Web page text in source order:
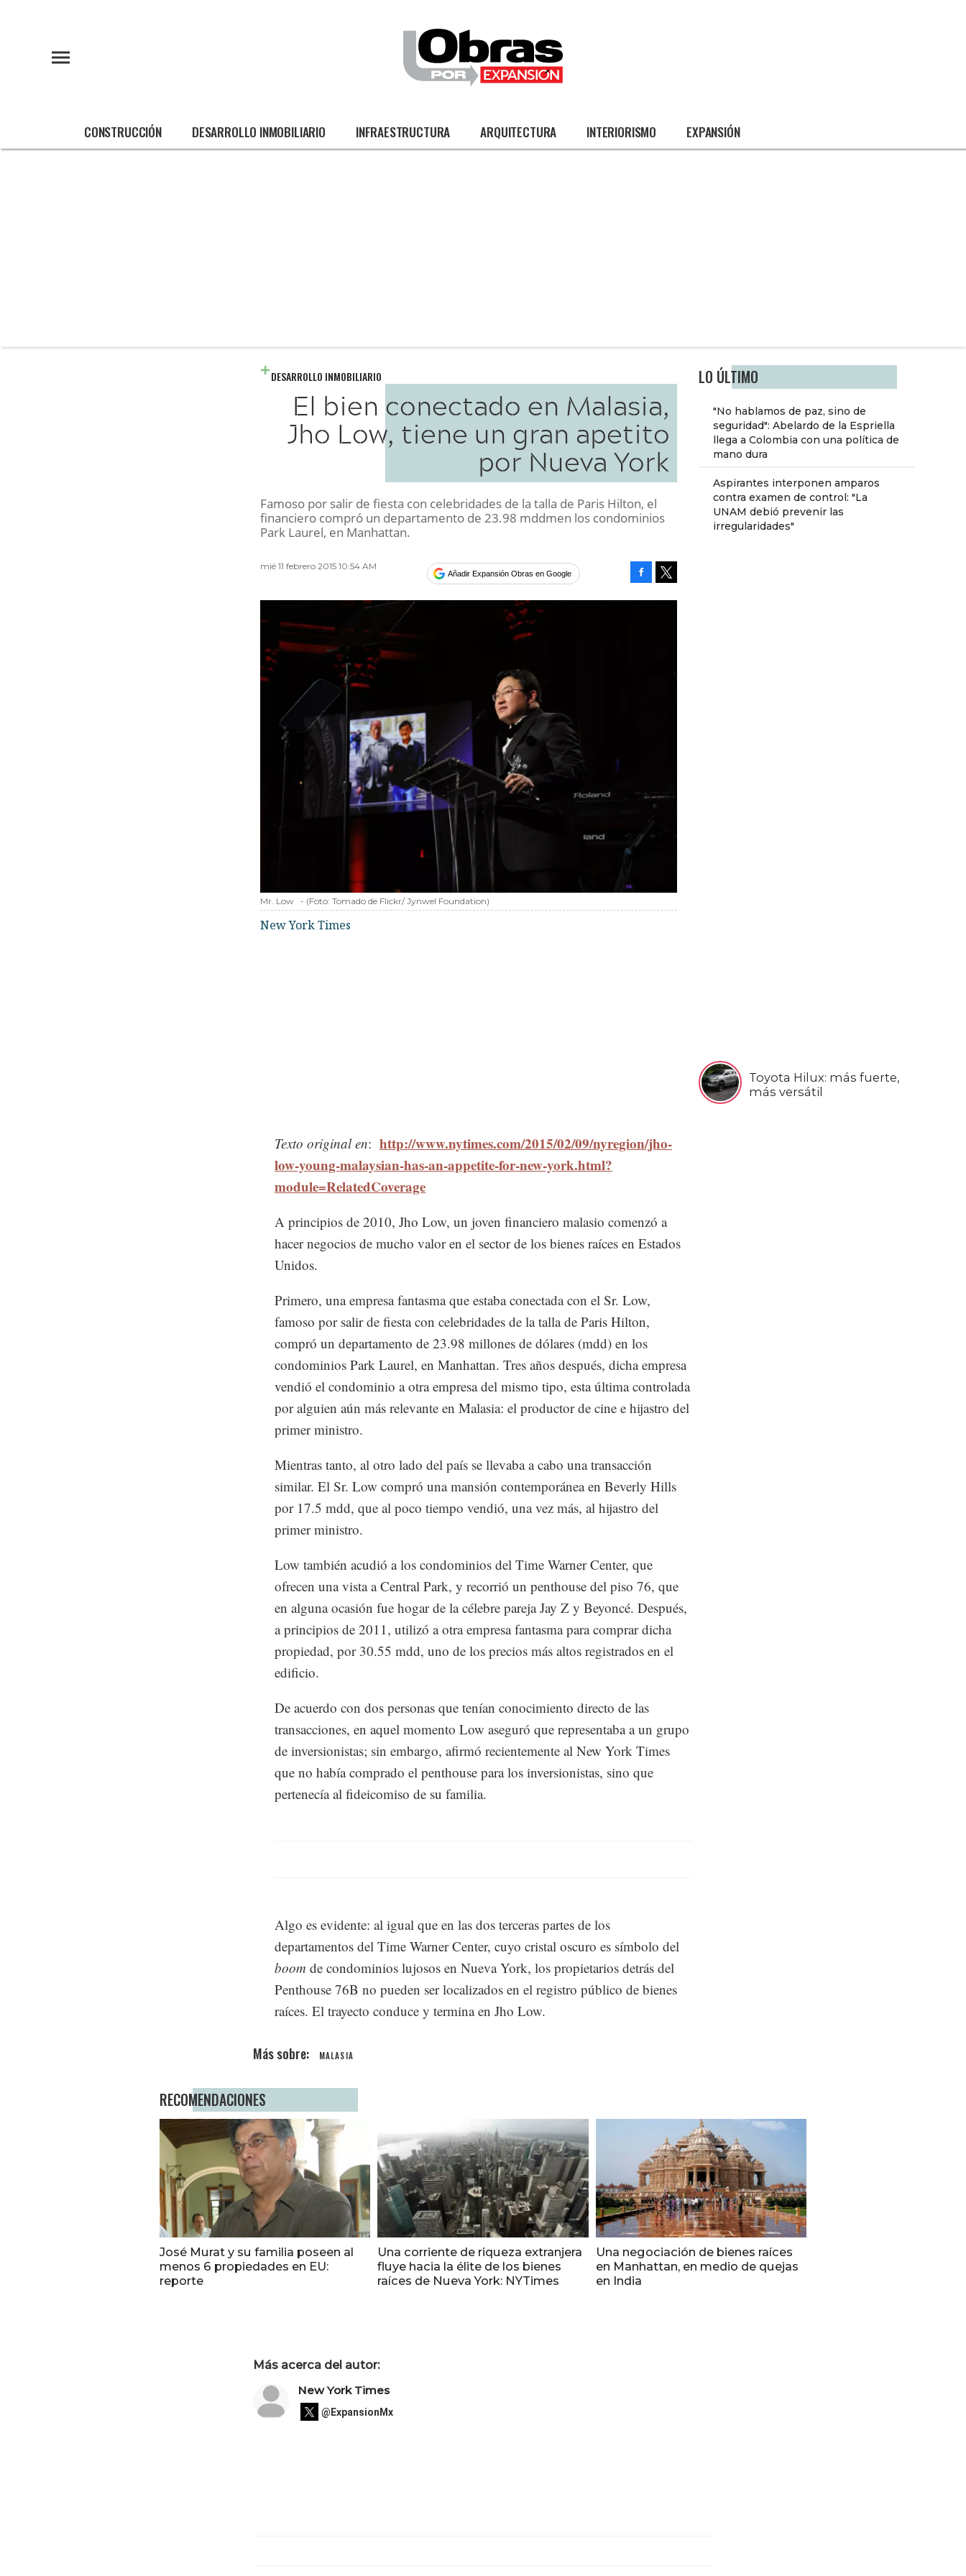
CONSTRUCCIÓN DESARROLLO INMOBILIARIO INFRAESTRUCTURA ARQUITECTURA INTERIORISMO EXPANSIÓN
LO ÚLTIMO
"No hablamos de paz, sino de
seguridad": Abelardo de la Espriella
llega a Colombia con una política de
mano dura
Aspirantes interponen amparos
contra examen de control: "La
UNAM debió prevenir las
irregularidades"
Toyota Hilux: más fuerte,
más versátil
DESARROLLO INMOBILIARIO
El bien conectado en Malasia,
Jho Low, tiene un gran apetito
por Nueva York
Famoso por salir de fiesta con celebridades de la talla de Paris Hilton, el
financiero compró un departamento de 23.98 mddmen los condominios
Park Laurel, en Manhattan.
mié 11 febrero 2015 10:54 AM
Añadir Expansión Obras en Google
Mr. Low - (Foto: Tomado de Flickr/ Jynwel Foundation)
New York Times
Texto original en: http://www.nytimes.com/2015/02/09/nyregion/jho-
low-young-malaysian-has-an-appetite-for-new-york.html?
module=RelatedCoverage
A principios de 2010, Jho Low, un joven financiero malasio comenzó a
hacer negocios de mucho valor en el sector de los bienes raíces en Estados
Unidos.
Primero, una empresa fantasma que estaba conectada con el Sr. Low,
famoso por salir de fiesta con celebridades de la talla de Paris Hilton,
compró un departamento de 23.98 millones de dólares (mdd) en los
condominios Park Laurel, en Manhattan. Tres años después, dicha empresa
vendió el condominio a otra empresa del mismo tipo, esta última controlada
por alguien aún más relevante en Malasia: el productor de cine e hijastro del
primer ministro.
Mientras tanto, al otro lado del país se llevaba a cabo una transacción
similar. El Sr. Low compró una mansión contemporánea en Beverly Hills
por 17.5 mdd, que al poco tiempo vendió, una vez más, al hijastro del
primer ministro.
Low también acudió a los condominios del Time Warner Center, que
ofrecen una vista a Central Park, y recorrió un penthouse del piso 76, que
en alguna ocasión fue hogar de la célebre pareja Jay Z y Beyoncé. Después,
a principios de 2011, utilizó a otra empresa fantasma para comprar dicha
propiedad, por 30.55 mdd, uno de los precios más altos registrados en el
edificio.
De acuerdo con dos personas que tenían conocimiento directo de las
transacciones, en aquel momento Low aseguró que representaba a un grupo
de inversionistas; sin embargo, afirmó recientemente al New York Times
que no había comprado el penthouse para los inversionistas, sino que
pertenecía al fideicomiso de su familia.
Algo es evidente: al igual que en las dos terceras partes de los
departamentos del Time Warner Center, cuyo cristal oscuro es símbolo del
boom de condominios lujosos en Nueva York, los propietarios detrás del
Penthouse 76B no pueden ser localizados en el registro público de bienes
raíces. El trayecto conduce y termina en Jho Low.
MALASIA
RECOMENDACIONES
José Murat y su familia poseen al
menos 6 propiedades en EU:
reporte
Una corriente de riqueza extranjera
fluye hacia la élite de los bienes
raíces de Nueva York: NYTimes
Una negociación de bienes raíces
en Manhattan, en medio de quejas
en India
Más acerca del autor:
New York Times
@ExpansionMx